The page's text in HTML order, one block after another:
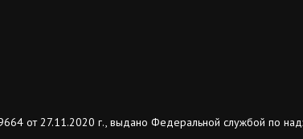
от 27.11.2020 г., выдано Федеральной службой по